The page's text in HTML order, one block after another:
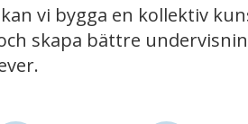
vi bygga en kollektiv
skapa bättre